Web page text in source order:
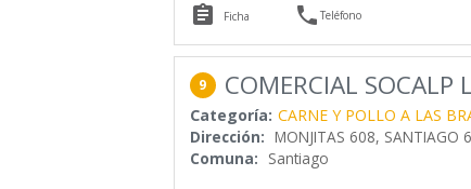
 Ficha Teléfono
9 COMERCIAL SOCALP
Categoría: CARNE Y POLLO A LAS
Dirección: MONJITAS 608, SANTIAGO
Comuna: Santiago